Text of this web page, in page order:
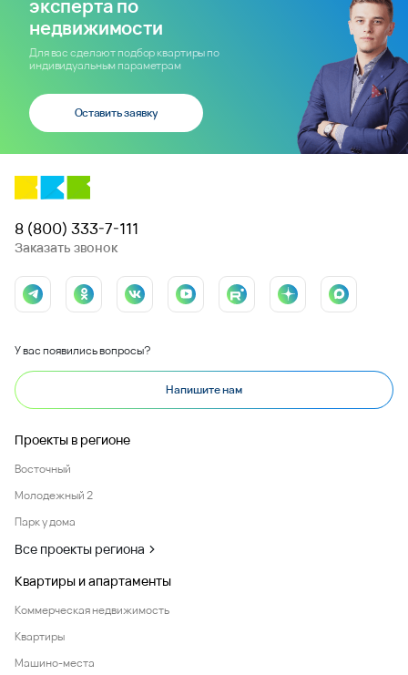
эксперта по
недвижимости
Для вас сделают подбор квартиры по
индивидуальным параметрам
Оставить заявку
8 (800) 333-7-111
Заказать звонок
У вас появились вопросы?
Напишите нам
Проекты в регионе
Восточный
Молодежный 2
Парк у дома
Все проекты региона
Квартиры и апартаменты
Коммерческая недвижимость
Квартиры
Машино-места